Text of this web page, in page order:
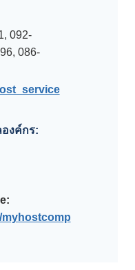
092-
086-
งค์กร:
myhostcomp